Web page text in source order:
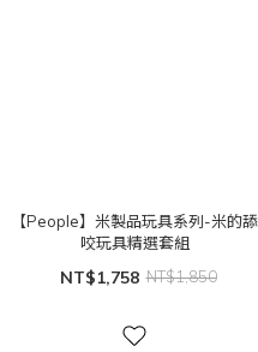
【People】米製品玩具系列-米的舔
咬玩具精選套組
NT$1,758 NT$1,850